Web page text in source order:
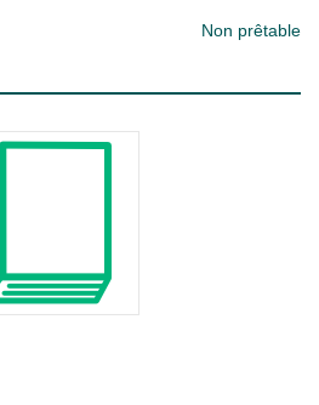
Non prêtable